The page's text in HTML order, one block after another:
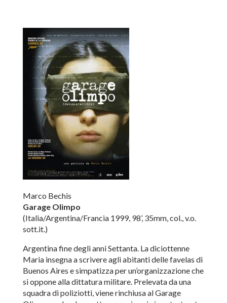
Marco Bechis
Garage Olimpo
(Italia/Argentina/Francia 1999, 98’, 35mm, col., v.o.
sott.it.)
Argentina fine degli anni Settanta. La diciottenne
Maria insegna a scrivere agli abitanti delle favelas di
Buenos Aires e simpatizza per un’organizzazione che
si oppone alla dittatura militare. Prelevata da una
squadra di poliziotti, viene rinchiusa al Garage